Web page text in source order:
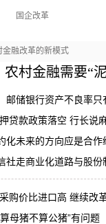
国企改革
融改革的新模式
农村金融需要“
邮储银行资产不良率只
贷款政策落空 行长说
化未来的方向应是合作
社走商业化道路与股份
购价比进口高 继续改
母猪不算公猪”有问题